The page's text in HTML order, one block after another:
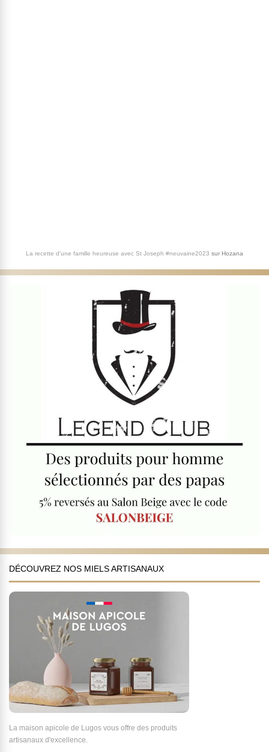
La recette d'une famille heureuse avec St Joseph #neuvaine2023 sur Hozana
DÉCOUVREZ NOS MIELS ARTISANAUX
La maison apicole de Lugos vous offre des produits
artisanaux d'excellence.